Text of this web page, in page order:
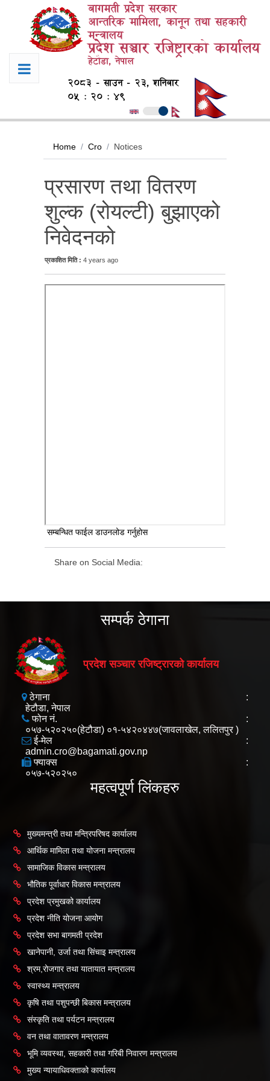
बागमती प्रदेश सरकार
आन्तरिक मामिला, कानून तथा सहकारी
मन्त्रालय
प्रदेश सञ्चार रजिष्ट्रारको कार्यालय
हेटौडा, नेपाल
२०८३ - साउन - २३, शनिबार
०५ : २० : ४९
Home Cro Notices
प्रसारण तथा वितरण
शुल्क (रोयल्टी) बुझाएको
निवेदनको
प्रकाशित मिति : 4 years ago
सम्बन्धित फाईल डाउनलोड गर्नुहोस
Share on Social Media:
सम्पर्क ठेगाना
प्रदेश सञ्चार रजिष्ट्रारको कार्यालय
ठेगाना
:
हेटौडा, नेपाल
फोन नं.
:
०५७-५२०२५०(हेटौडा) ०१-५४२०४४७(जावलाखेल, ललितपुर )
ई-मेल
:
admin.cro@bagamati.gov.np
फ्याक्स
:
०५७-५२०२५०
महत्वपूर्ण लिंकहरु
मुख्यमन्त्री तथा मन्त्रिपरिषद कार्यालय
आर्थिक मामिला तथा योजना मन्त्रालय
सामाजिक विकास मन्त्रालय
भौतिक पूर्वाधार विकास मन्त्रालय
प्रदेश प्रमुखको कार्यालय
प्रदेश नीति योजना आयोग
प्रदेश सभा बागमती प्रदेश
खानेपानी, उर्जा तथा सिंचाइ मन्त्रालय
श्रम,रोजगार तथा यातायात मन्त्रालय
स्वास्थ्य मन्त्रालय
कृषि तथा पशुपन्छी बिकास मन्त्रालय
संस्कृति तथा पर्यटन मन्त्रालय
वन तथा वातावरण मन्त्रालय
भूमि व्यवस्था, सहकारी तथा गरिबी निवारण मन्त्रालय
मुख्य न्यायाधिवक्ताको कार्यालय